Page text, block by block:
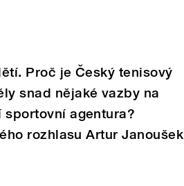
Proč je Český tenisový
snad nějaké vazby na
agentura?
rozhlasu Artur Janoušek